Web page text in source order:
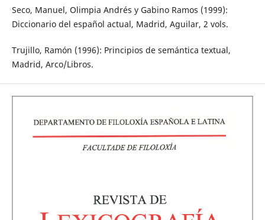
Seco, Manuel, Olimpia Andrés y Gabino Ramos (1999):
Diccionario del español actual, Madrid, Aguilar, 2 vols.
Trujillo, Ramón (1996): Principios de semántica textual,
Madrid, Arco/Libros.